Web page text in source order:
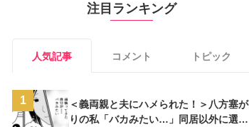
注目ランキング
人気記事 コメント トピック
1
＜義両親と夫にハメられた！＞八方塞が
りの私「バカみたい…」同居以外に選択